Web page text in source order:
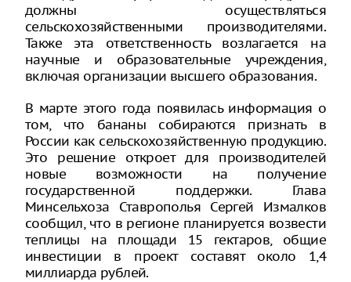
должны осуществляться
сельскохозяйственными производителями.
Также эта ответственность возлагается на
научные и образовательные учреждения,
включая организации высшего образования.
В марте этого года появилась информация о
том, что бананы собираются признать в
России как сельскохозяйственную продукцию.
Это решение откроет для производителей
новые возможности на получение
государственной поддержки. Глава
Минсельхоза Ставрополья Сергей Измалков
сообщил, что в регионе планируется возвести
теплицы на площади 15 гектаров, общие
инвестиции в проект составят около 1,4
миллиарда рублей.